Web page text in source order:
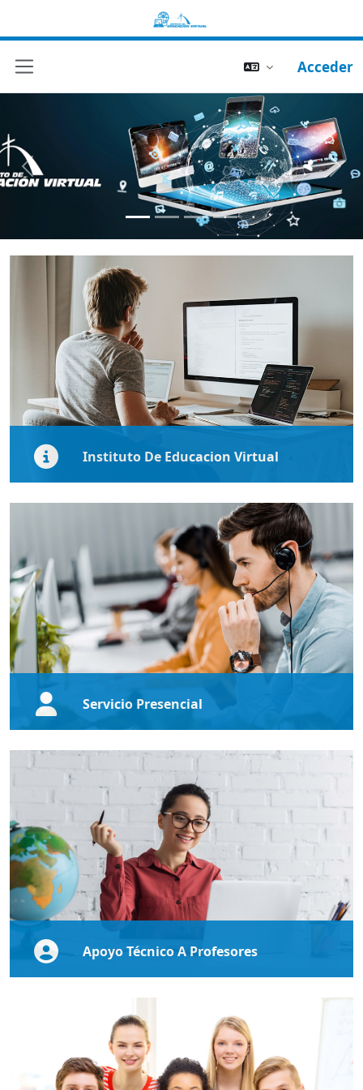
Acceder
Previous Next
Instituto De Educacion Virtual
tecnológico a estudiantes y profesores, a través de
orientaciones, servicios técnicos y adiestramientos
para el logro de una enseñanza y aprendizaje de
calidad en los cursos de educación a distancia de la
Pontificia Universidad Católica de Puerto Rico.
Haz Click Aqui
Servicio Presencial
Ubicados en: Edificio Roca salón RO-205-207
Lab. de Computadoras Roca-204
Horario: lunes a viernes (8:00 a.m - 4:00 p.m)
Correo electrónico: institutovirtual@pucpr.edu
Apoyo Técnico A Profesores
Meeting ID: 657 191 557
lunes a viernes:
9:00 a.m. - 12:00 p.m.